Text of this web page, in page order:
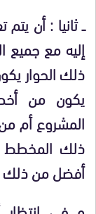
ــ ثانيا :أن يتم
إليه مع جميع
ذلك الحوار
يكون من
المشروع أم من
ذلك المخطط
أفضل من ذلك